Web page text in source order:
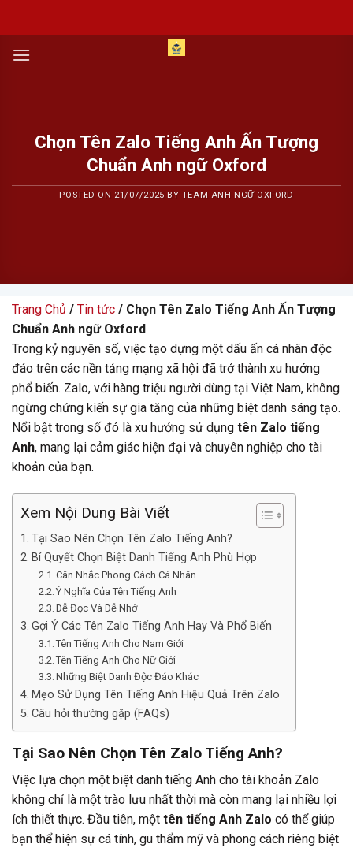
content
Chọn Tên Zalo Tiếng Anh Ấn Tượng
Chuẩn Anh ngữ Oxford
POSTED ON 21/07/2025 BY TEAM ANH NGỮ OXFORD
Trang Chủ / Tin tức / Chọn Tên Zalo Tiếng Anh Ấn Tượng
Chuẩn Anh ngữ Oxford
Trong kỷ nguyên số, việc tạo dựng một dấu ấn cá nhân độc
đáo trên các nền tảng mạng xã hội đã trở thành xu hướng
phổ biến. Zalo, với hàng triệu người dùng tại Việt Nam, không
ngừng chứng kiến sự gia tăng của những biệt danh sáng tạo.
Nổi bật trong số đó là xu hướng sử dụng tên Zalo tiếng
Anh, mang lại cảm giác hiện đại và chuyên nghiệp cho tài
khoản của bạn.
Xem Nội Dung Bài Viết
Tại Sao Nên Chọn Tên Zalo Tiếng Anh?
Bí Quyết Chọn Biệt Danh Tiếng Anh Phù Hợp
Cân Nhắc Phong Cách Cá Nhân
Ý Nghĩa Của Tên Tiếng Anh
Dễ Đọc Và Dễ Nhớ
Gợi Ý Các Tên Zalo Tiếng Anh Hay Và Phổ Biến
Tên Tiếng Anh Cho Nam Giới
Tên Tiếng Anh Cho Nữ Giới
Những Biệt Danh Độc Đáo Khác
Mẹo Sử Dụng Tên Tiếng Anh Hiệu Quả Trên Zalo
Câu hỏi thường gặp (FAQs)
Tại Sao Nên Chọn Tên Zalo Tiếng Anh?
Việc lựa chọn một biệt danh tiếng Anh cho tài khoản Zalo
không chỉ là một trào lưu nhất thời mà còn mang lại nhiều lợi
ích thiết thực. Đầu tiên, một tên tiếng Anh Zalo có thể giúp
bạn thể hiện sự cá tính, gu thẩm mỹ và phong cách riêng biệt